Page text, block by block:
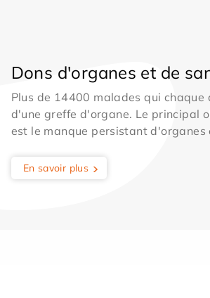
Dons d'organes et de
Plus de 14400 malades qui chaque
d'une greffe d'organe. Le principal
est le manque persistant d'organes
En savoir plus